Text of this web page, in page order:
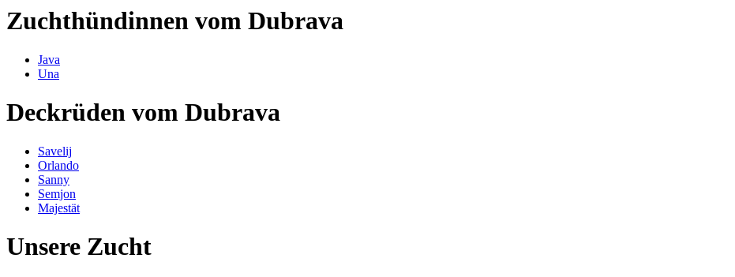
Zuchthündinnen vom Dubrava
Java
Una
Deckrüden vom Dubrava
Savelij
Orlando
Sanny
Semjon
Majestät
Unsere Zucht